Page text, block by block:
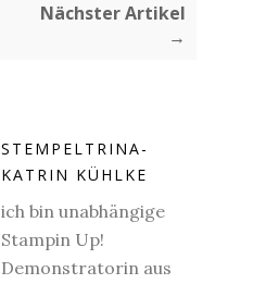
Nächster Artikel
→
STEMPELTRINA-
KATRIN KÜHLKE
ich bin unabhängige
Stampin Up!
Demonstratorin aus